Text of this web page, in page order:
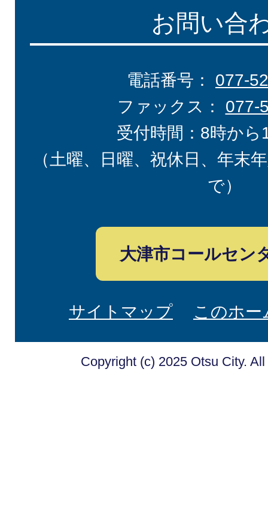
お問い合
電話番号： 077-
ファックス： 077-
受付時間：8時から
（土曜、日曜、祝休日、年末
で）
大津市コールセン
サイトマップ このホ
Copyright (c) 2025 Otsu City.